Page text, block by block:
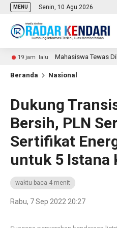
MENU Senin, 10 Agu 2026
lalu Mahasiswa Tewas Dikeroyok
Beranda Nasional
Dukung
Bersih, PLN
Sertifikat
untuk 5 Istana
waktu baca 4 menit
Rabu, 7 Sep 2022 20:27